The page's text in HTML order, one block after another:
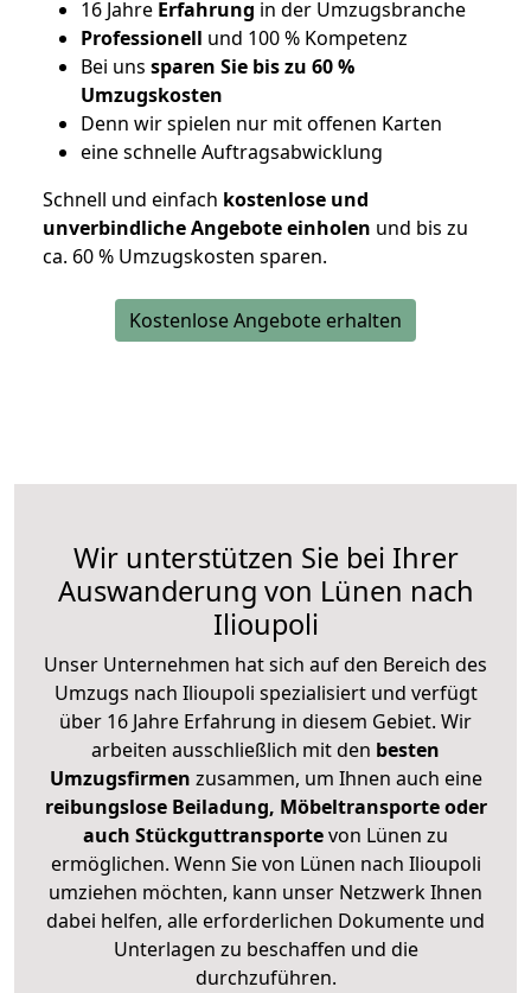
16 Jahre Erfahrung in der Umzugsbranche
Professionell und 100 % Kompetenz
Bei uns sparen Sie bis zu 60 %
Umzugskosten
Denn wir spielen nur mit offenen Karten
eine schnelle Auftragsabwicklung
Schnell und einfach kostenlose und
unverbindliche Angebote einholen und bis zu
ca. 60 % Umzugskosten sparen.
Kostenlose Angebote erhalten
Wir unterstützen Sie bei Ihrer
Auswanderung von Lünen nach
Ilioupoli
Unser Unternehmen hat sich auf den Bereich des
Umzugs nach Ilioupoli spezialisiert und verfügt
über 16 Jahre Erfahrung in diesem Gebiet. Wir
arbeiten ausschließlich mit den besten
Umzugsfirmen zusammen, um Ihnen auch eine
reibungslose Beiladung, Möbeltransporte oder
auch Stückguttransportevon Lünen zu
ermöglichen. Wenn Sie von Lünen nach Ilioupoli
umziehen möchten, kann unser Netzwerk Ihnen
dabei helfen, alle erforderlichen Dokumente und
Unterlagen zu beschaffen und die
durchzuführen.